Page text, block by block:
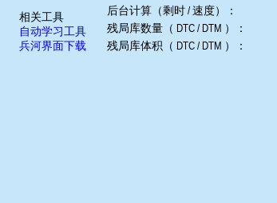
相关工具
自动学习工具
兵河界面下载
后台计算（剩时 / 速度）：
残局库数量（ DTC / DTM ）：
残局库体积（ DTC / DTM ）：